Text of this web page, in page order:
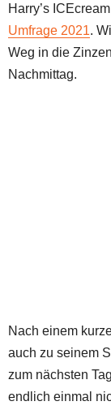
Harry’s
Umfrage 2021.
Weg in die
Nachmittag.
Nach einem
auch zu seinem
zum nächsten
endlich einmal